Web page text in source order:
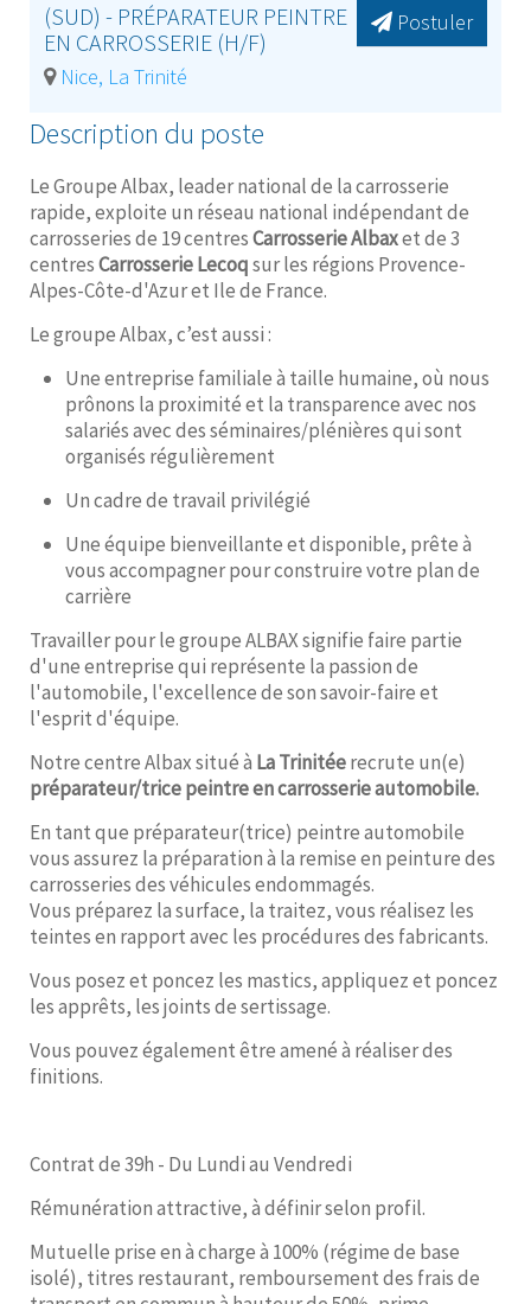
Postuler
(SUD) - PRÉPARATEUR PEINTRE
EN CARROSSERIE (H/F)
Nice, La Trinité
Description du poste
Le Groupe Albax, leader national de la carrosserie
rapide, exploite un réseau national indépendant de
carrosseries de 19 centresCarrosserie Albaxet de 3
centresCarrosserie Lecoqsur les régions Provence-
Alpes-Côte-d'Azur et Ile de France.
Le groupe Albax, c’est aussi :
Une entreprise familiale à taille humaine, où nous
prônons la proximité et la transparence avec nos
salariés avec des séminaires/plénières qui sont
organisés régulièrement
Un cadre de travail privilégié
Une équipe bienveillante et disponible, prête à
vous accompagner pour construire votre plan de
carrière
Travailler pour le groupe ALBAX signifie faire partie
d'une entreprise qui représente la passion de
l'automobile, l'excellence de son savoir-faire et
l'esprit d'équipe.
Notre centre Albax situé à La Trinitéerecrute un(e)
préparateur/trice peintre en carrosserie automobile.
En tant que préparateur(trice) peintre automobile
vous assurez la préparation à la remise en peinture des
carrosseries des véhicules endommagés.
Vous préparez la surface, la traitez, vous réalisez les
teintes en rapport avec les procédures des fabricants.
Vous posez et poncez les mastics, appliquez et poncez
les apprêts, les joints de sertissage.
Vous pouvez également être amené à réaliser des
finitions.
Contrat de 39h - Du Lundi au Vendredi
Rémunération attractive, à définir selon profil.
Mutuelle prise en à charge à 100% (régime de base
isolé), titres restaurant, remboursement des frais de